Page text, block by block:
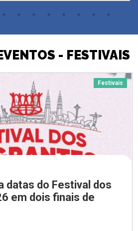
- FESTIVAIS
Festivais
datas do Festival dos
em dois finais de